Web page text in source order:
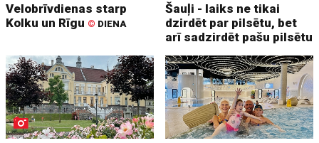
Velobrīvdienas starp
Kolku un Rīgu © DIENA
Šauļi - laiks ne tikai
dzirdēt par pilsētu, bet
arī sadzirdēt pašu pilsētu